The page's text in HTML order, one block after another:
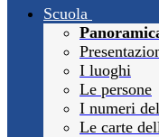
Scuola
I luoghi
Le persone
I numeri
Le carte